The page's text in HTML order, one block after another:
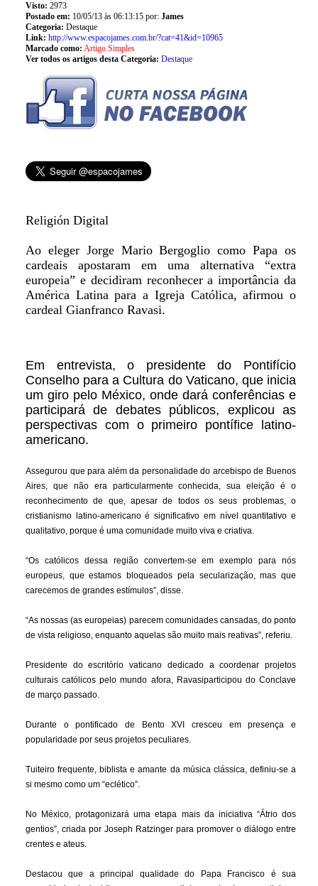
Visto: 2973
Postado em: 10/05/13 às 06:13:15 por: James
Categoria: Destaque
Link: http://www.espacojames.com.br/?cat=41&id=10965
Marcado como: Artigo Simples
Ver todos os artigos desta Categoria: Destaque
Religión Digital
Ao eleger Jorge Mario Bergoglio como Papa os
cardeais apostaram em uma alternativa “extra
europeia” e decidiram reconhecer a importância da
América Latina para a Igreja Católica, afirmou o
cardeal Gianfranco Ravasi.
Em entrevista, o presidente do Pontifício
Conselho para a Cultura do Vaticano, que inicia
um giro pelo México, onde dará conferências e
participará de debates públicos, explicou as
perspectivas com o primeiro pontífice latino-
americano.
Assegurou que para além da personalidade do arcebispo de Buenos
Aires, que não era particularmente conhecida, sua eleição é o
reconhecimento de que, apesar de todos os seus problemas, o
cristianismo latino-americano é significativo em nível quantitativo e
qualitativo, porque é uma comunidade muito viva e criativa.
“Os católicos dessa região convertem-se em exemplo para nós
europeus, que estamos bloqueados pela secularização, mas que
carecemos de grandes estímulos”, disse.
“As nossas (as europeias) parecem comunidades cansadas, do ponto
de vista religioso, enquanto aquelas são muito mais reativas”, referiu.
Presidente do escritório vaticano dedicado a coordenar projetos
culturais católicos pelo mundo afora, Ravasiparticipou do Conclave
de março passado.
Durante o pontificado de Bento XVI cresceu em presença e
popularidade por seus projetos peculiares.
Tuiteiro frequente, biblista e amante da música clássica, definiu-se a
si mesmo como um “eclético”.
No México, protagonizará uma etapa mais da iniciativa “Átrio dos
gentios”, criada por Joseph Ratzinger para promover o diálogo entre
crentes e ateus.
Destacou que a principal qualidade do Papa Francisco é sua